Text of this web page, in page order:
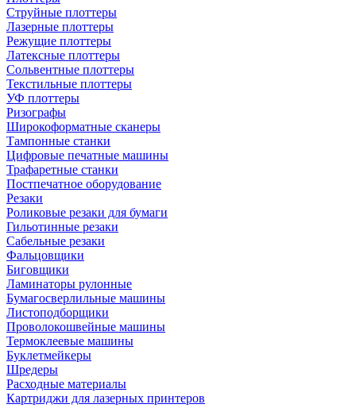
Струйные плоттеры
Лазерные плоттеры
Режущие плоттеры
Латексные плоттеры
Сольвентные плоттеры
Текстильные плоттеры
УФ плоттеры
Ризографы
Широкоформатные сканеры
Тампонные станки
Цифровые печатные машины
Трафаретные станки
Постпечатное оборудование
Резаки
Роликовые резаки для бумаги
Гильотинные резаки
Сабельные резаки
Фальцовщики
Биговщики
Ламинаторы рулонные
Бумагосверлильные машины
Листоподборщики
Проволокошвейные машины
Термоклеевые машины
Буклетмейкеры
Шредеры
Расходные материалы
Картриджи для лазерных принтеров